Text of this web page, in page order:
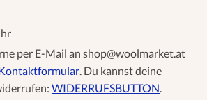
per E-Mail an shop@woolmarket.at
. Du kannst deine
WIDERRUFSBUTTON